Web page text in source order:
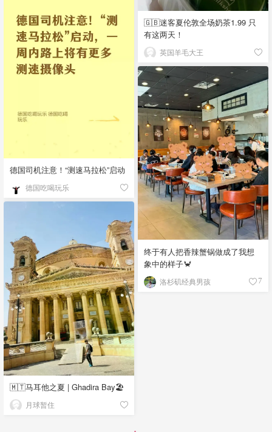
🇬🇧迷客夏伦敦全场奶茶1.99 只
有这两天！
英国羊毛大王
德国司机注意！“测速马拉松”启动
德国吃喝玩乐
终于有人把香辣蟹锅做成了我想
象中的样子🦀
洛杉矶经典男孩 7
🇲🇹马耳他之夏 | Ghadira Bay🏖️
月球暂住